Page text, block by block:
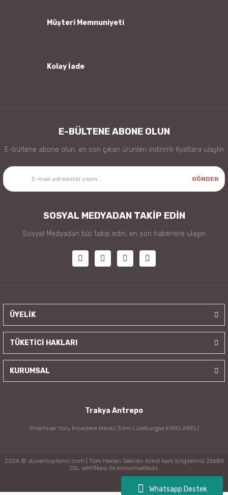
Whatsapp Destek
Müşteri Memnuniyeti
Kolay İade
E-BÜLTENE ABONE OLUN
E-bültene abone olun, en son çıkan ürünleri indirimli fiyatlara ulaşlın
GÖNDER
SOSYAL MEDYADAN TAKİP EDİN
Sosyal Medyadan bizi takip edin, en son haberlere ulaşın
ÜYELİK
TÜKETİCİ HAKLARI
KURUMSAL
Trakya Antrepo
Pınarhisar Yolu İncedere Mevkii 3.km Lüleburgaz KIRKLARELİ
2024 © duventoptanci.com | Tüm Hakları Saklıdır. Kredi kartı bilgileriniz 256Bit
SSL sertifikası ile korunmaktadır.